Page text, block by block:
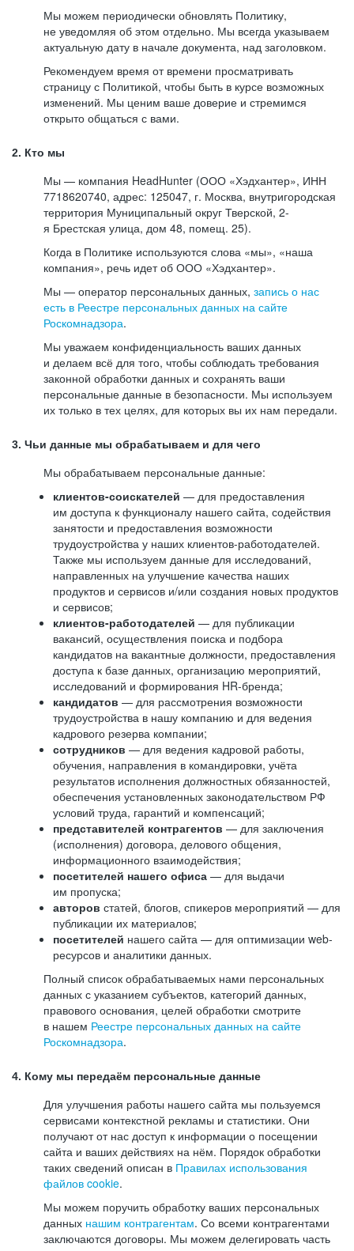
Мы можем периодически обновлять Политику,
не уведомляя об этом отдельно. Мы всегда указываем
актуальную дату в начале документа, над заголовком.
Рекомендуем время от времени просматривать
страницу с Политикой, чтобы быть в курсе возможных
изменений. Мы ценим ваше доверие и стремимся
открыто общаться с вами.
2. Кто мы
Мы — компания HeadHunter (ООО «Хэдхантер», ИНН
7718620740, адрес: 125047, г. Москва, внутригородская
территория Муниципальный округ Тверской, 2-
я Брестская улица, дом 48, помещ. 25).
Когда в Политике используются слова «мы», «наша
компания», речь идет об ООО «Хэдхантер».
Мы — оператор персональных данных, запись о нас
есть в Реестре персональных данных на сайте
Роскомнадзора.
Мы уважаем конфиденциальность ваших данных
и делаем всё для того, чтобы соблюдать требования
законной обработки данных и сохранять ваши
персональные данные в безопасности. Мы используем
их только в тех целях, для которых вы их нам передали.
3. Чьи данные мы обрабатываем и для чего
Мы обрабатываем персональные данные:
клиентов-соискателей — для предоставления
им доступа к функционалу нашего сайта, содействия
занятости и предоставления возможности
трудоустройства у наших клиентов-работодателей.
Также мы используем данные для исследований,
направленных на улучшение качества наших
продуктов и сервисов и/или создания новых продуктов
и сервисов;
клиентов-работодателей — для публикации
вакансий, осуществления поиска и подбора
кандидатов на вакантные должности, предоставления
доступа к базе данных, организацию мероприятий,
исследований и формирования HR-бренда;
кандидатов — для рассмотрения возможности
трудоустройства в нашу компанию и для ведения
кадрового резерва компании;
сотрудников — для ведения кадровой работы,
обучения, направления в командировки, учёта
результатов исполнения должностных обязанностей,
обеспечения установленных законодательством РФ
условий труда, гарантий и компенсаций;
представителей контрагентов — для заключения
(исполнения) договора, делового общения,
информационного взаимодействия;
посетителей нашего офиса — для выдачи
им пропуска;
авторов статей, блогов, спикеров мероприятий — для
публикации их материалов;
посетителей нашего сайта — для оптимизации web-
ресурсов и аналитики данных.
Полный список обрабатываемых нами персональных
данных с указанием субъектов, категорий данных,
правового основания, целей обработки смотрите
в нашем Реестре персональных данных на сайте
Роскомнадзора.
4. Кому мы передаём персональные данные
Для улучшения работы нашего сайта мы пользуемся
сервисами контекстной рекламы и статистики. Они
получают от нас доступ к информации о посещении
сайта и ваших действиях на нём. Порядок обработки
таких сведений описан в Правилах использования
файлов cookie.
Мы можем поручить обработку ваших персональных
данных нашим контрагентам. Со всеми контрагентами
заключаются договоры. Мы можем делегировать часть